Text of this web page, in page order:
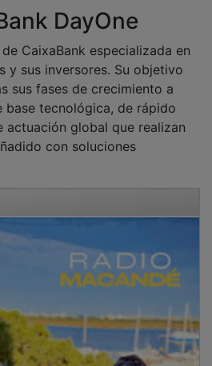
propuesta de valor con un
debt, con una dotación inicial
destinados a impulsar el
y start-ups consolidadas de
y Portugal. También
para inversores
del ecosistema (Business
y Corporates). Además,